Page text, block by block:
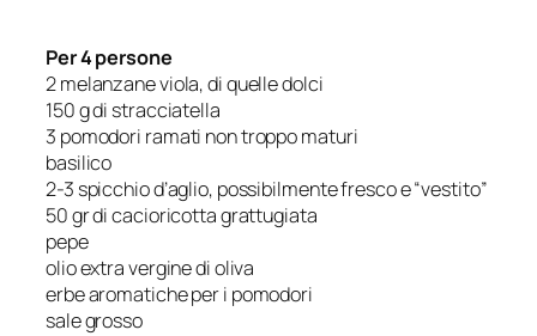
Per 4 persone
2 melanzane viola, di quelle dolci
150 g di stracciatella
3 pomodori ramati non troppo maturi
basilico
2-3 spicchio d’aglio, possibilmente fresco e “vestito”
50 gr di cacioricotta grattugiata
pepe
olio extra vergine di oliva
erbe aromatiche per i pomodori
sale grosso